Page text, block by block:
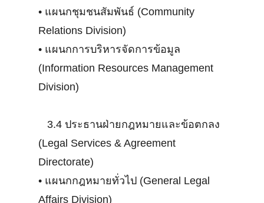
• แผนกชุมชนสัมพันธ์ (Community
Relations Division)
• แผนกการบริหารจัดการข้อมูล
(Information Resources Management
Division)
3.4 ประธานฝ่ายกฎหมายและข้อตกลง
(Legal Services & Agreement
Directorate)
• แผนกกฎหมายทั่วไป (General Legal
Affairs Division)